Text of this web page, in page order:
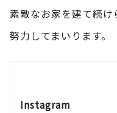
素敵なお家を建て続け
努力してまいります。
Instagram